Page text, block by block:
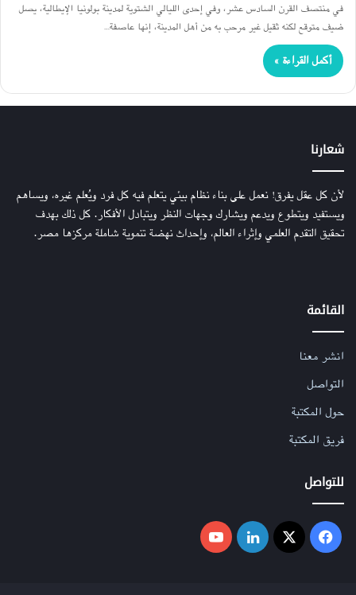
في منتصف القرن السادس عشر، وفي إحدى الليالي الشتوية لمدينة بولونيا الإيطالية، يصل
ضيف متوقع لكنه ثقيل غير مرحب به من أهل المدينة، إنها عاصفة…
أكمل القراءة »
شعارنا
لأن كل عقل يفرق! نعمل على بناء نظام بيئي يتعلم فيه كل فرد ويُعلم غيره، ويساهم
ويستفيد ويتطوع ويدعم ويشارك وجهات النظر ويتبادل الأفكار. كل ذلك بهدف
تحقيق التقدم العلمي وإثراء العالم، وإحداث نهضة تنموية شاملة مركزها مصر.
القائمة
انشر معنا
التواصل
حول المكتبة
فريق المكتبة
للتواصل
فيسبوك ‫X لينكدإن ‫YouTube